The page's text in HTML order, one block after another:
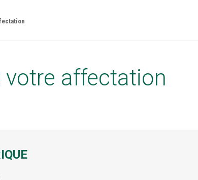
votre affectation